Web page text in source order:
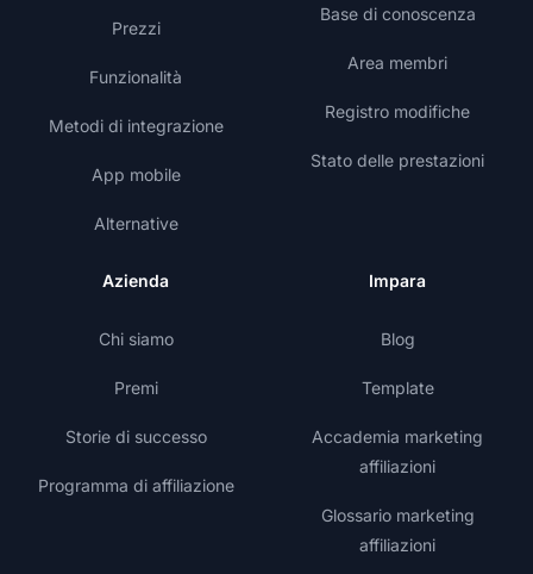
Prezzi
Funzionalità
Metodi di integrazione
App mobile
Alternative
Base di conoscenza
Area membri
Registro modifiche
Stato delle prestazioni
Azienda
Chi siamo
Premi
Storie di successo
Programma di affiliazione
Impara
Blog
Template
Accademia marketing
affiliazioni
Glossario marketing
affiliazioni